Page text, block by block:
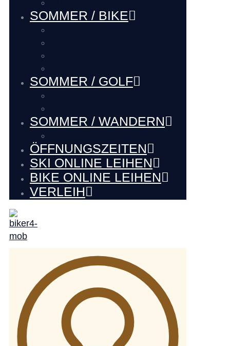
SOMMER / BIKE
SOMMER / GOLF
SOMMER / WANDERN
ÖFFNUNGSZEITEN
SKI ONLINE LEIHEN
BIKE ONLINE LEIHEN
VERLEIH